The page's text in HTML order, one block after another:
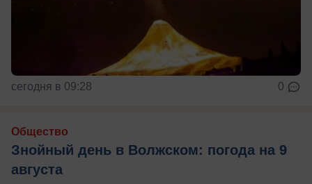
сегодня в 09:28 0
Общество
Знойный день в Волжском: погода на 9
августа